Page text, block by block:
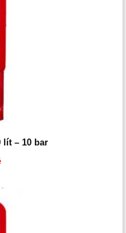
lít – 10 bar